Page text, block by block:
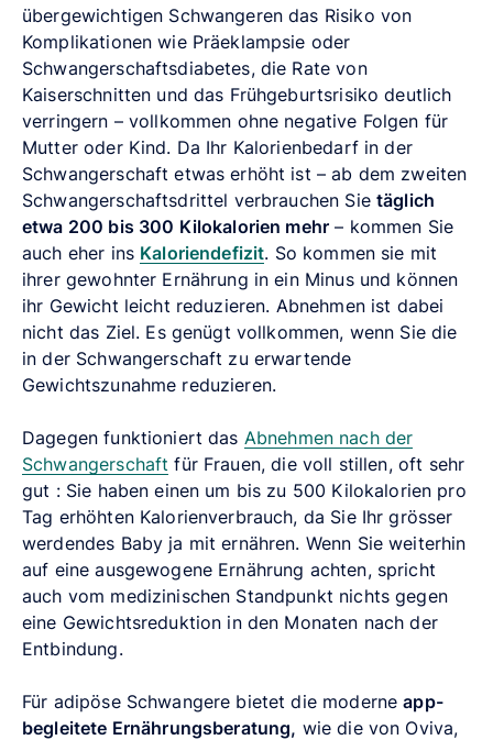
übergewichtigen Schwangeren das Risiko von
Komplikationen wie Präeklampsie oder
Schwangerschaftsdiabetes, die Rate von
Kaiserschnitten und das Frühgeburtsrisiko deutlich
verringern – vollkommen ohne negative Folgen für
Mutter oder Kind. Da Ihr Kalorienbedarf in der
Schwangerschaft etwas erhöht ist – ab dem zweiten
Schwangerschaftsdrittel verbrauchen Sie täglich
etwa 200 bis 300 Kilokalorien mehr – kommen Sie
auch eher ins Kaloriendefizit. So kommen sie mit
ihrer gewohnter Ernährung in ein Minus und können
ihr Gewicht leicht reduzieren. Abnehmen ist dabei
nicht das Ziel. Es genügt vollkommen, wenn Sie die
in der Schwangerschaft zu erwartende
Gewichtszunahme reduzieren.
Dagegen funktioniert das Abnehmen nach der
Schwangerschaft für Frauen, die voll stillen, oft sehr
gut : Sie haben einen um bis zu 500 Kilokalorien pro
Tag erhöhten Kalorienverbrauch, da Sie Ihr grösser
werdendes Baby ja mit ernähren. Wenn Sie weiterhin
auf eine ausgewogene Ernährung achten, spricht
auch vom medizinischen Standpunkt nichts gegen
eine Gewichtsreduktion in den Monaten nach der
Entbindung.
Für adipöse Schwangere bietet die moderneapp-
begleitete Ernährungsberatung, wie die von Oviva,